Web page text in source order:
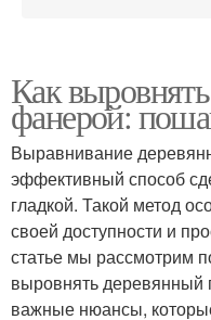
квартиры
Инструкция по
штукатурке
Как
фанерой:
Выравнивание
эффективный способ
гладкой. Такой метод
своей доступности и
статье мы рассмотрим
выровнять деревянный
важные нюансы,